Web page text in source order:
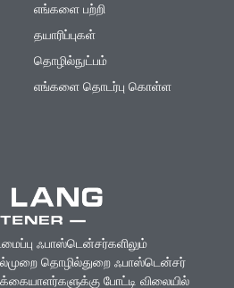
ஃபாஸ்டென்சர்களிலும்
தொழில்துறை ஃபாஸ்டென்சர்
போட்டி விலையில்
எங்களை பற்றி
தயாரிப்புகள்
தொழில்நுட்பம்
எங்களை தொடர்பு கொள்ள